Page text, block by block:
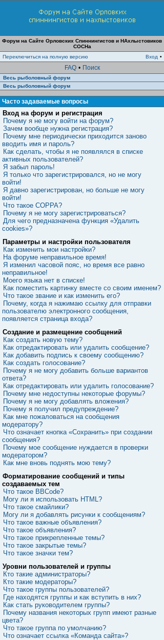
Форум на Сайте Орловских Спиннингистов и НАхлыстовиков
СОСНа
Переключиться на полную версию
Вход •
FAQ • Поиск
Весь рыболовный форум
Весь рыболовный форум
Часто задаваемые вопросы
Вход на форум и регистрация
Почему я не могу войти на форум?
Зачем вообще нужна регистрация?
Почему мне периодически приходится заново
вводить имя и пароль?
Как сделать, чтобы я не появлялся в списке
активных пользователей?
Я забыл пароль!
Я только что зарегистрировался, но не могу
войти!
Я давно зарегистрирован, но больше не могу
войти!
Что такое COPPA?
Почему я не могу зарегистрироваться?
Для чего предназначена функция «Удалить
cookies»?
Параметры и настройки пользователя
Как изменить мои настройки?
На форуме неправильное время!
Я изменил часовой пояс, но время все равно
неправильное!
Моего языка нет в списке!
Как поместить картинку вместе со своим именем?
Что такое звание и как изменить его?
Почему, когда я нажимаю ссылку для отправки
пользователю электронного сообщения,
появляется страница входа?
Создание и размещение сообщений
Как создать новую тему?
Как отредактировать или удалить сообщение?
Как добавить подпись к своему сообщению?
Как создать голосование?
Почему я не могу добавить больше вариантов
ответа?
Как отредактировать или удалить голосование?
Почему мне недоступны некоторые форумы?
Почему я не могу добавлять вложения?
Почему я получил предупреждение?
Как мне пожаловаться на сообщения
модератору?
Что означает кнопка «Сохранить» при создании
сообщения?
Почему мое сообщение нуждается в проверки
модератором?
Как мне вновь поднять мою тему?
Форматирование сообщений и типы
создаваемых тем
Что такое BBCode?
Могу ли я использовать HTML?
Что такое смайлики?
Могу ли я добавлять рисунки к сообщениям?
Что такое важные объявления?
Что такое объявления?
Что такое прикрепленные темы?
Что такое закрытые темы?
Что такое значки тем?
Уровни пользователей и группы
Кто такие администраторы?
Кто такие модераторы?
Что такое группы пользователей?
Где находятся группы и как вступить в них?
Как стать руководителем группы?
Почему названия некоторых групп имеют разные
цвета?
Что такое группа по умолчанию?
Что означает ссылка «Команда сайта»?